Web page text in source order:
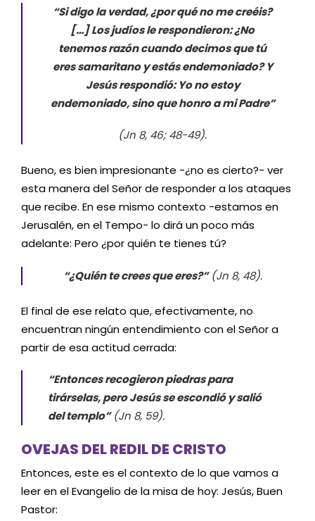
“Si digo la verdad, ¿por qué no me creéis?
[…] Los judíos le respondieron: ¿No
tenemos razón cuando decimos que tú
eres samaritano y estás endemoniado? Y
Jesús respondió: Yo no estoy
endemoniado, sino que honro a mi Padre”
(Jn 8, 46; 48-49).
Bueno, es bien impresionante -¿no es cierto?- ver
esta manera del Señor de responder a los ataques
que recibe. En ese mismo contexto -estamos en
Jerusalén, en el Tempo- lo dirá un poco más
adelante: Pero ¿por quién te tienes tú?
“¿Quién te crees que eres?”(Jn 8, 48).
El final de ese relato que, efectivamente, no
encuentran ningún entendimiento con el Señor a
partir de esa actitud cerrada:
“Entonces recogieron piedras para
tirárselas, pero Jesús se escondió y salió
del templo”(Jn 8, 59).
OVEJAS DEL REDIL DE CRISTO
Entonces, este es el contexto de lo que vamos a
leer en el Evangelio de la misa de hoy: Jesús, Buen
Pastor: